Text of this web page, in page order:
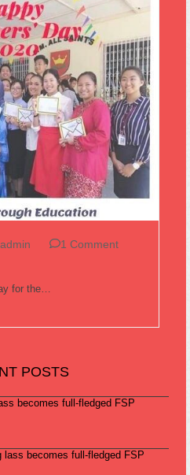
1 Comment
for the…
POSTS
becomes full-fledged FSP
lass becomes full-fledged FSP